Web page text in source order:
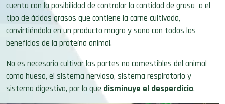
cuenta con la posibilidad de controlar la cantidad de grasa o el
tipo de ácidos grasos que contiene la carne cultivada,
convirtiéndola en un producto magro y sano con todos los
beneficios de la proteína animal.
No es necesario cultivar las partes no comestibles del animal
como hueso, el sistema nervioso, sistema respiratorio y
sistema digestivo, por lo que disminuye el desperdicio.